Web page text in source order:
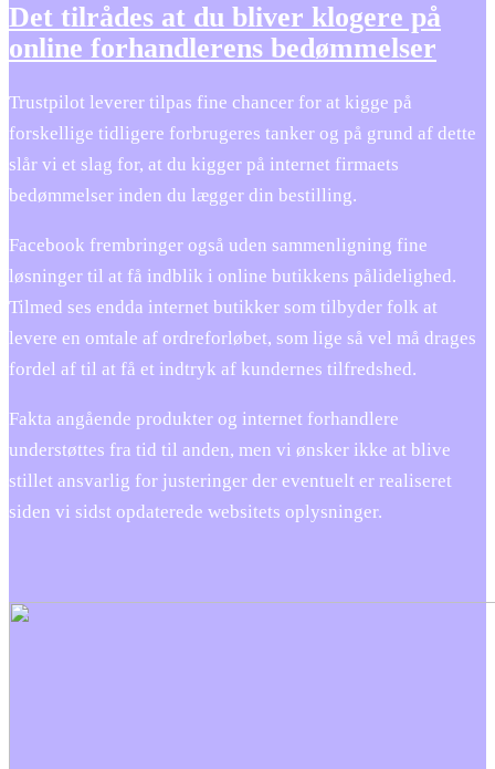
Det tilrådes at du bliver klogere på
online forhandlerens bedømmelser
Trustpilot leverer tilpas fine chancer for at kigge på
forskellige tidligere forbrugeres tanker og på grund af dette
slår vi et slag for, at du kigger på internet firmaets
bedømmelser inden du lægger din bestilling.
Facebook frembringer også uden sammenligning fine
løsninger til at få indblik i online butikkens pålidelighed.
Tilmed ses endda internet butikker som tilbyder folk at
levere en omtale af ordreforløbet, som lige så vel må drages
fordel af til at få et indtryk af kundernes tilfredshed.
Fakta angående produkter og internet forhandlere
understøttes fra tid til anden, men vi ønsker ikke at blive
stillet ansvarlig for justeringer der eventuelt er realiseret
siden vi sidst opdaterede websitets oplysninger.